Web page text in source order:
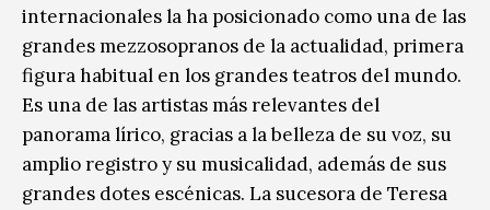
internacionales la ha posicionado como una de las
grandes mezzosopranos de la actualidad, primera
figura habitual en los grandes teatros del mundo.
Es una de las artistas más relevantes del
panorama lírico, gracias a la belleza de su voz, su
amplio registro y su musicalidad, además de sus
grandes dotes escénicas. La sucesora de Teresa